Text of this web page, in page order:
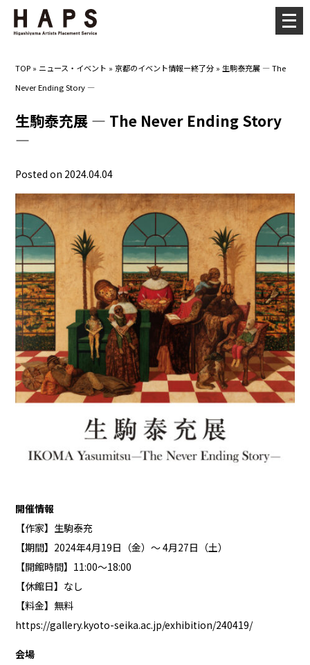
TOP » ニュース・イベント »京都のイベント情報ー終了分 »生駒泰充展 — The
Never Ending Story —
生駒泰充展 — The Never Ending Story
—
Posted on 2024.04.04
開催情報
【作家】生駒泰充
【期間】2024年4月19日（金）〜 4月27日（土）
【開館時間】11:00～18:00
【休館日】なし
【料金】無料
https://gallery.kyoto-seika.ac.jp/exhibition/240419/
会場
メ
ニ
ー
く